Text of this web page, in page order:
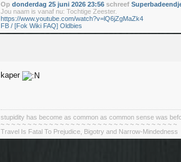
Op donderdag 25 juni 2026 23:56 schreef
Jou naam is vanaf nu: Tochtige Zeester.
https://www.youtube.com/watch?v=lQ6jZgMaZk4
FB / [Fok Wiki FAQ] Oldbies
kaper
stupidity has become as common as common sense was
~ ~ ~ ~ ~ ~ ~ ~ ~ ~ ~ ~ ~ ~ ~ ~ ~ ~ ~ ~ ~ ~ ~ ~ ~ ~ ~ ~ ~ ~ ~ ~ ~
Travel Is Fatal To Prejudice, Bigotry and Narrow-Mindedness